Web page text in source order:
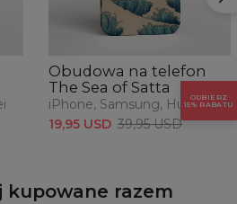
Obudowa na telefon
The Sea of Satta
iPhone, Samsung, Huawei
19,95 USD 39,95 USD
kupowane razem
ODBIERZ
15% RABATU